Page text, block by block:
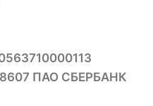
ПАО СБЕРБАНК